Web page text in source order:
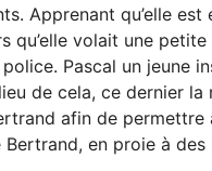
Apprenant qu’elle
qu’elle volait une
Pascal un jeune
de cela, ce dernier
afin de permettre
Bertrand, en proie à des